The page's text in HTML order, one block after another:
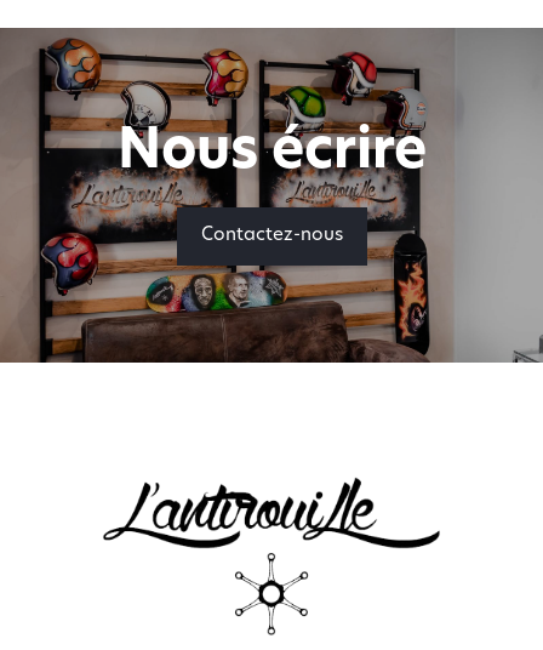
Nous écrire
Contactez-nous